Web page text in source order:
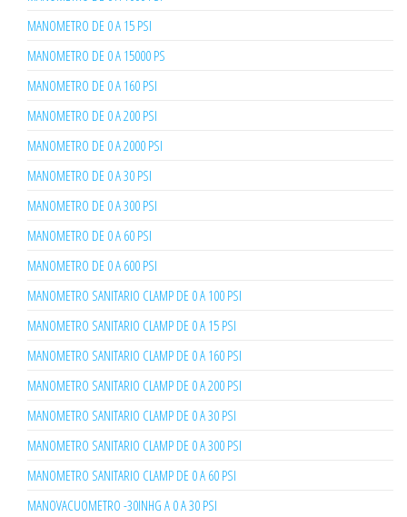
MANOMETRO DE 0 A 15 PSI
MANOMETRO DE 0 A 15000 PS
MANOMETRO DE 0 A 160 PSI
MANOMETRO DE 0 A 200 PSI
MANOMETRO DE 0 A 2000 PSI
MANOMETRO DE 0 A 30 PSI
MANOMETRO DE 0 A 300 PSI
MANOMETRO DE 0 A 60 PSI
MANOMETRO DE 0 A 600 PSI
MANOMETRO SANITARIO CLAMP DE 0 A 100 PSI
MANOMETRO SANITARIO CLAMP DE 0 A 15 PSI
MANOMETRO SANITARIO CLAMP DE 0 A 160 PSI
MANOMETRO SANITARIO CLAMP DE 0 A 200 PSI
MANOMETRO SANITARIO CLAMP DE 0 A 30 PSI
MANOMETRO SANITARIO CLAMP DE 0 A 300 PSI
MANOMETRO SANITARIO CLAMP DE 0 A 60 PSI
MANOVACUOMETRO -30INHG A 0 A 30 PSI